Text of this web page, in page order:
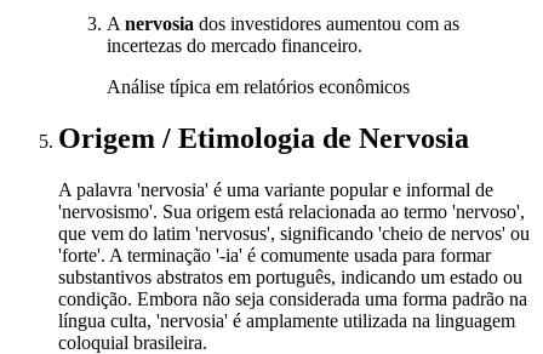
A nervosia dos investidores aumentou com as
incertezas do mercado financeiro.
Análise típica em relatórios econômicos
Origem / Etimologia de Nervosia
A palavra 'nervosia' é uma variante popular e informal de
'nervosismo'. Sua origem está relacionada ao termo 'nervoso',
que vem do latim 'nervosus', significando 'cheio de nervos' ou
'forte'. A terminação '-ia' é comumente usada para formar
substantivos abstratos em português, indicando um estado ou
condição. Embora não seja considerada uma forma padrão na
língua culta, 'nervosia' é amplamente utilizada na linguagem
coloquial brasileira.